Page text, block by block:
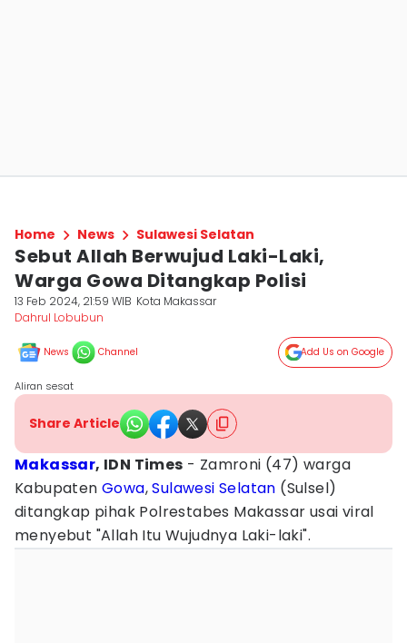
Home News Sulawesi Selatan
Sebut Allah Berwujud Laki-Laki,
Warga Gowa Ditangkap Polisi
13 Feb 2024, 21:59 WIB Kota Makassar
Dahrul Lobubun
News Channel Add Us on Google
Aliran sesat
Share Article
Makassar, IDN Times - Zamroni (47) warga
KabupatenGowa,Sulawesi Selatan (Sulsel)
ditangkap pihak Polrestabes Makassar usai viral
menyebut "Allah Itu Wujudnya Laki-laki".